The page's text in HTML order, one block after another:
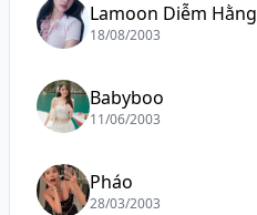
Lamoon Diễm Hằng
18/08/2003
Babyboo
11/06/2003
Pháo
28/03/2003